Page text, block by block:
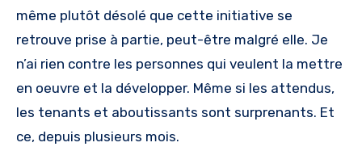
même plutôt désolé que cette initiative se
retrouve prise à partie, peut-être malgré elle. Je
n’ai rien contre les personnes qui veulent la mettre
en oeuvre et la développer. Même si les attendus,
les tenants et aboutissants sont surprenants. Et
ce, depuis plusieurs mois.